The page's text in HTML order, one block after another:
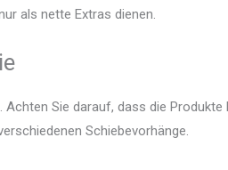
als nette Extras dienen.
Sie darauf, dass die
Schiebevorhänge.